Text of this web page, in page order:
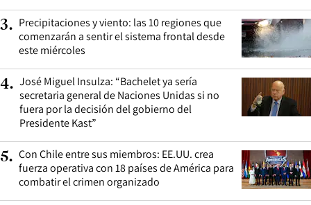
3. Precipitaciones y viento: las 10 regiones que
comenzarán a sentir el sistema frontal desde
este miércoles
4. José Miguel Insulza: “Bachelet ya sería
secretaria general de Naciones Unidas si no
fuera por la decisión del gobierno del
Presidente Kast”
5. Con Chile entre sus miembros: EE.UU. crea
fuerza operativa con 18 países de América para
combatir el crimen organizado